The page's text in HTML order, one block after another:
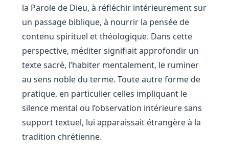
la Parole de Dieu, à réfléchir intérieurement sur
un passage biblique, à nourrir la pensée de
contenu spirituel et théologique. Dans cette
perspective, méditer signifiait approfondir un
texte sacré, l’habiter mentalement, le ruminer
au sens noble du terme. Toute autre forme de
pratique, en particulier celles impliquant le
silence mental ou l’observation intérieure sans
support textuel, lui apparaissait étrangère à la
tradition chrétienne.